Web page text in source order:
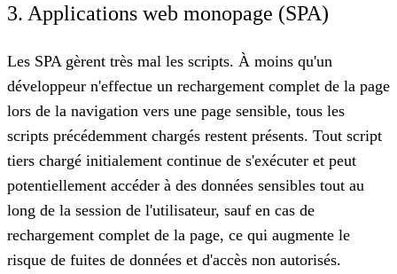
3. Applications web monopage (SPA)
Les SPA gèrent très mal les scripts. À moins qu'un
développeur n'effectue un rechargement complet de la page
lors de la navigation vers une page sensible, tous les
scripts précédemment chargés restent présents. Tout script
tiers chargé initialement continue de s'exécuter et peut
potentiellement accéder à des données sensibles tout au
long de la session de l'utilisateur, sauf en cas de
rechargement complet de la page, ce qui augmente le
risque de fuites de données et d'accès non autorisés.